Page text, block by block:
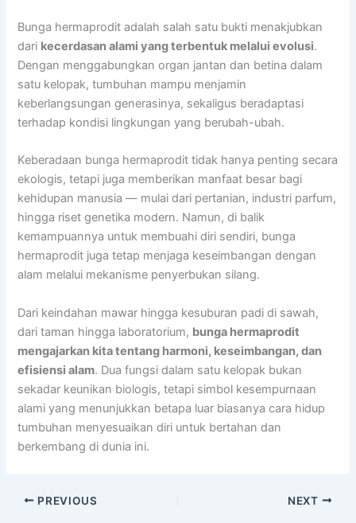
Bunga hermaprodit adalah salah satu bukti menakjubkan
dari kecerdasan alami yang terbentuk melalui evolusi.
Dengan menggabungkan organ jantan dan betina dalam
satu kelopak, tumbuhan mampu menjamin
keberlangsungan generasinya, sekaligus beradaptasi
terhadap kondisi lingkungan yang berubah-ubah.
Keberadaan bunga hermaprodit tidak hanya penting secara
ekologis, tetapi juga memberikan manfaat besar bagi
kehidupan manusia — mulai dari pertanian, industri parfum,
hingga riset genetika modern. Namun, di balik
kemampuannya untuk membuahi diri sendiri, bunga
hermaprodit juga tetap menjaga keseimbangan dengan
alam melalui mekanisme penyerbukan silang.
Dari keindahan mawar hingga kesuburan padi di sawah,
dari taman hingga laboratorium, bunga hermaprodit
mengajarkan kita tentang harmoni, keseimbangan, dan
efisiensi alam. Dua fungsi dalam satu kelopak bukan
sekadar keunikan biologis, tetapi simbol kesempurnaan
alami yang menunjukkan betapa luar biasanya cara hidup
tumbuhan menyesuaikan diri untuk bertahan dan
berkembang di dunia ini.
PREVIOUS NEXT